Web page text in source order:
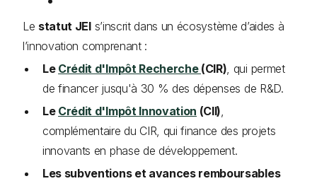
Le statut JEIs’inscrit dans un écosystème d’aides à
l’innovation comprenant :
Le Crédit d'Impôt Recherche (CIR) , qui permet
de financer jusqu'à 30 % des dépenses de R&D.
Le Crédit d'Impôt Innovation (CII)
complémentaire du CIR, qui finance des projets
innovants en phase de développement.
Les subventions et avances remboursables